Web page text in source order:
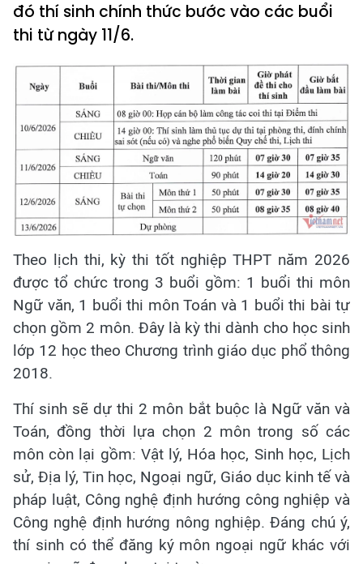
đó thí sinh chính thức bước vào các buổi
thi từ ngày 11/6.
Theo lịch thi, kỳ thi tốt nghiệp THPT năm 2026
được tổ chức trong 3 buổi gồm: 1 buổi thi môn
Ngữ văn, 1 buổi thi môn Toán và 1 buổi thi bài tự
chọn gồm 2 môn. Đây là kỳ thi dành cho học sinh
lớp 12 học theo Chương trình giáo dục phổ thông
2018.
Thí sinh sẽ dự thi 2 môn bắt buộc là Ngữ văn và
Toán, đồng thời lựa chọn 2 môn trong số các
môn còn lại gồm: Vật lý, Hóa học, Sinh học, Lịch
sử, Địa lý, Tin học, Ngoại ngữ, Giáo dục kinh tế và
pháp luật, Công nghệ định hướng công nghiệp và
Công nghệ định hướng nông nghiệp. Đáng chú ý,
thí sinh có thể đăng ký môn ngoại ngữ khác với